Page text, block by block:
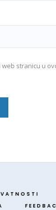
web stranicu u